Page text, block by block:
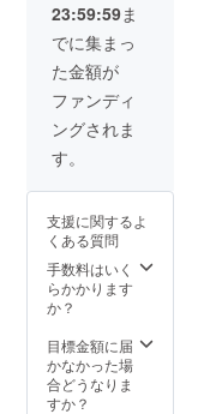
る新井
康陽の
トーク
ライブ
が主催
できま
す！
開催は
これか
らさら
なる飛
躍間違
いなし
トーク
ライブ
の権利
をゲッ
23:59:59ま
でに集まっ
た金額が
ファンディ
ングされま
す。
支援に関するよ
くある質問
手数料はいく
らかかります
か？
目標金額に届
かなかった場
合どうなりま
すか？